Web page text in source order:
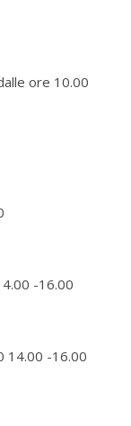
ore 10.00
-16.00
14.00 -16.00